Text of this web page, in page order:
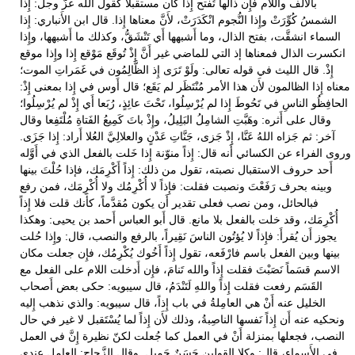
بالأَلف واللام فإِن ذالها تُفتح إِذا كان مستقبلاً كقول الله عزَّ وجل: إِذا
الشمسُ كُوِّرَتْ وإِذا النُّجوم انْكَدَرَتْ، لأَنَّ معناها إِذا. قال ابن الأَنباري: إِذا
السماء انشقَّت، بفتح الذال، وما أَشبهها أَي تَنْشَقُّ، وكذلك ما أَشبهها، وإِذا
انكسرت الذال فمعناها إذ التي للماضي غير أَنَّ إِذْ تُوقَع مَوْقع إِذا وإِذا موقع
إِذْ. قال الليث في قوله تعالى: ولَوْ تَرَى إِذ الظَّالِمُون في غَمَراتِ الموت؛
معناه إِذا الظالمون لأَن هذا الأمر مُنْتَظَر لم يَقَع؛ قال أَوس في إِذا بمعنى إِذْ:
الحافِظُو الناسِ في تَحُوطَ إِذا لم يُرْسِلُوا، تَحْتَ عائِذٍ، رُبَعا أَي إِذْ لم يُرْسِلُوا؛
وقال على أَثره: وهَبَّتِ الشامِلُ البَلِيلُ، وإِذْ باتَ كَمِيعُ الفَتاةِ مُلْتَفِعا وقال
آخر: ثم جَزاه اللهُ عَنَّا، إِذْ جَزى، جَنَّاتِ عَدْنٍ والعلالِيَّ العُلا أَراد: إِذا جَزَى.
وروى الفراء عن الكسائي أَنه قال: إِذاً منوّنة إِذا خَلت بالفعل الذي في أَوَّله
أَحد حروف الاستقبال نصبته، تقول من ذلك: إِذاً أَكْرِمَك، فإذا حُلْتَ بينها
وبينه بحرف رَفَعْتَ ونصبت فقلت: فإِذاً لا أُكْرِمُك ولا أُكْرِمَك، فمن رفع
فبالحائل، ومن نصب فعلى تقدير أَن يكون مُقدَّماً، كأَنك قلت فلا إِذاً
أُكْرِمَك، وقد خلت بالفعل بلا مانع. قال أَبو العباس أَحمد بن يحيى: وهكذا
يجوز أَن يُقرأَ: فإِذاً لا يُؤتُون الناسَ نَقِيراً، بالرفع والنصب، قال: وإِذا حُلت
بينها وبين الفعل باسم فارْفَعه، تقول إِذاً أَخُوك يُكْرِمُك، فإِن جعلت مكان
الاسم قسَماً نَصَبْتَ فقلت إِذاً والله تَنامَ، فإِن أَدخلت اللام على الفعل مع
القَسَم رفعت فقلت إِذاً واللهِ لَتَنْدَمُ، قال سيبويه: حكى بعض أَصحاب
الخليل عنه أَنْ هي العامِلةُ في باب إِذاً، قال سيبويه: والذي نذهب إِليه
ونحكيه عنه أَن إِذاً نَفسها الناصِبةُ، وذلك لأَن إِذاً لما يُسْتَقبل لا غير في حال
النصب، فجعلها بمنزلة أَنْ في العمل كما جُعلت لكنّ نظيرة إِنَّ في العمل